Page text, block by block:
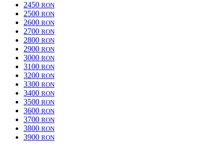
2450 RON
2500 RON
2600 RON
2700 RON
2800 RON
2900 RON
3000 RON
3100 RON
3200 RON
3300 RON
3400 RON
3500 RON
3600 RON
3700 RON
3800 RON
3900 RON